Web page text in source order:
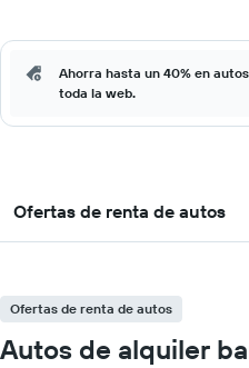
Ahorra hasta un 40% en
toda la web.
Ofertas de renta de autos
Ofertas de renta de autos
Autos de alquiler